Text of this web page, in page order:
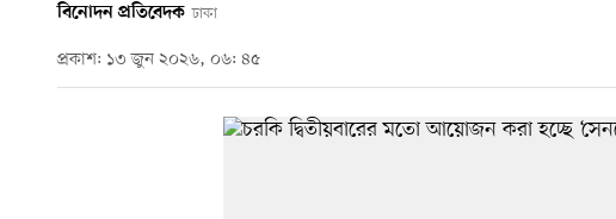
বিনোদন প্রতিবেদক ঢাকা
প্রকাশ: ১৩ জুন ২০২৬, ০৬: ৪৫